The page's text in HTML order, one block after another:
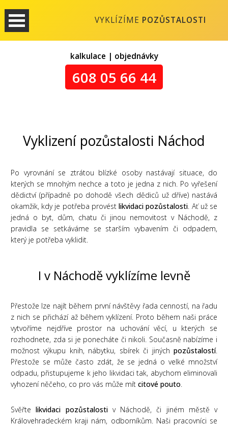
VYKLÍZÍME POZŮSTALOSTI
kalkulace | objednávky
608 05 66 44
Vyklizení pozůstalosti Náchod
Po vyrovnání se ztrátou blízké osoby nastávají situace, do
kterých se mnohým nechce a toto je jedna z nich. Po vyřešení
dědictví (případně po dohodě všech dědiců už dříve) nastává
okamžik, kdy je potřeba provéstlikvidaci pozůstalosti. Ať už se
jedná o byt, dům, chatu či jinou nemovitost v Náchodě, z
pravidla se setkáváme se starším vybavením či odpadem,
který je potřeba vyklidit.
I v Náchodě vyklízíme levně
Přestože lze najít během první návštěvy řada cenností, na řadu
z nich se přichází až během vyklízení. Proto během naši práce
vytvoříme nejdříve prostor na uchování věcí, u kterých se
rozhodnete, zda si je ponecháte či nikoli. Současně nabízíme i
možnost výkupu knih, nábytku, sbírek či jiných pozůstalostí.
Přestože se může často zdát, že se jedná o velké množství
odpadu, přistupujeme k jeho likvidaci tak, abychom eliminovali
vyhození něčeho, co pro vás může mít citové pouto
Svěřtelikvidaci pozůstalostiv Náchodě, či jiném městě v
Královehradeckém kraji nám, odborníkům. Naši pracovníci se